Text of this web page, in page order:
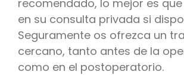
recomendado, lo mejor es
en su consulta privada si
Seguramente os ofrezca un
cercano, tanto antes de la
como en el postoperatorio.